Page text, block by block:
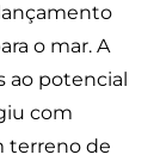
o mar. A
ao potencial
com
terreno de